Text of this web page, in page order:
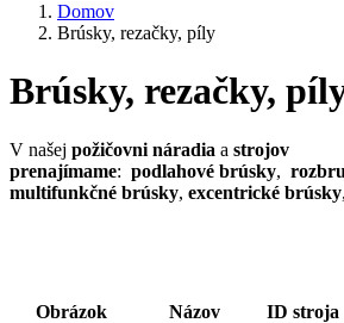
Omrvinka
Domov
Brúsky, rezačky, píly
Brúsky, rezačky,
V našej požičovni náradia a strojov
prenajímame: podlahové brúsky,
multifunkčné brúsky, excentrické brúsky
Obrázok Názov ID stroja